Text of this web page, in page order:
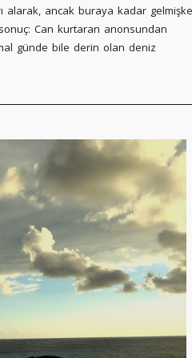
alarak, ancak buraya kadar
Can kurtaran anonsundan
günde bile derin olan deniz